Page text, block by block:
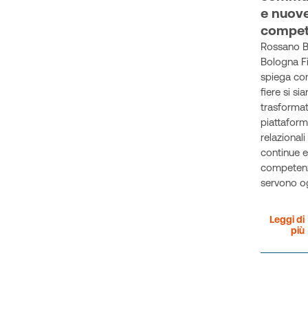
e
Rossano
Bologna
spiega
fiere si
relazionali
continue
servono
Leggi di
più